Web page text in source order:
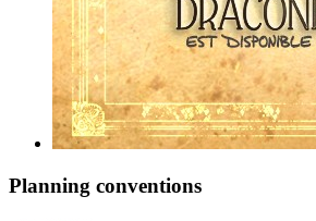
Planning conventions